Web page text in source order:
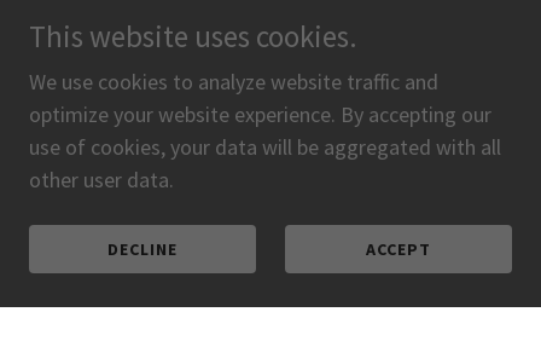
This website uses cookies.
We use cookies to analyze website traffic and
optimize your website experience. By accepting our
use of cookies, your data will be aggregated with all
other user data.
DECLINE ACCEPT